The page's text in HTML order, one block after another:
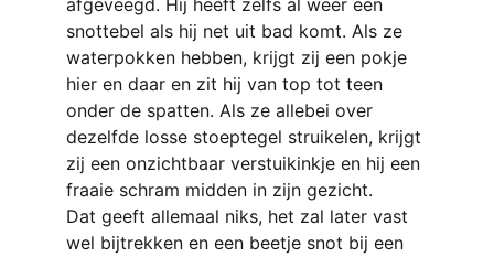
afgeveegd. Hij heeft zelfs al weer een
snottebel als hij net uit bad komt. Als ze
waterpokken hebben, krijgt zij een pokje
hier en daar en zit hij van top tot teen
onder de spatten. Als ze allebei over
dezelfde losse stoeptegel struikelen, krijgt
zij een onzichtbaar verstuikinkje en hij een
fraaie schram midden in zijn gezicht.
Dat geeft allemaal niks, het zal later vast
wel bijtrekken en een beetje snot bij een